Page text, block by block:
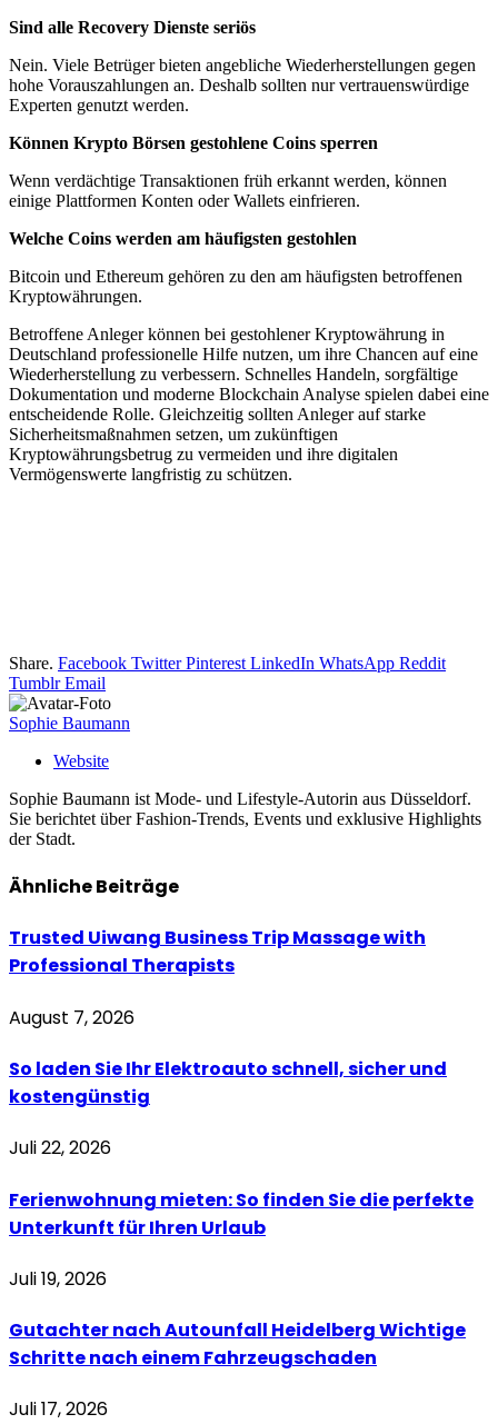
Sind alle Recovery Dienste seriös
Nein. Viele Betrüger bieten angebliche Wiederherstellungen gegen
hohe Vorauszahlungen an. Deshalb sollten nur vertrauenswürdige
Experten genutzt werden.
Können Krypto Börsen gestohlene Coins sperren
Wenn verdächtige Transaktionen früh erkannt werden, können
einige Plattformen Konten oder Wallets einfrieren.
Welche Coins werden am häufigsten gestohlen
Bitcoin und Ethereum gehören zu den am häufigsten betroffenen
Kryptowährungen.
Betroffene Anleger können bei gestohlener Kryptowährung in
Deutschland professionelle Hilfe nutzen, um ihre Chancen auf eine
Wiederherstellung zu verbessern. Schnelles Handeln, sorgfältige
Dokumentation und moderne Blockchain Analyse spielen dabei eine
entscheidende Rolle. Gleichzeitig sollten Anleger auf starke
Sicherheitsmaßnahmen setzen, um zukünftigen
Kryptowährungsbetrug zu vermeiden und ihre digitalen
Vermögenswerte langfristig zu schützen.
Share. Facebook Twitter Pinterest LinkedIn WhatsApp Reddit
Tumblr Email
Sophie Baumann
Website
Sophie Baumann ist Mode- und Lifestyle-Autorin aus Düsseldorf.
Sie berichtet über Fashion-Trends, Events und exklusive Highlights
der Stadt.
ÄhnlicheBeiträge
Trusted Uiwang Business Trip Massage with
Professional Therapists
August 7, 2026
So laden Sie Ihr Elektroauto schnell, sicher und
kostengünstig
Juli 22, 2026
Ferienwohnung mieten: So finden Sie die perfekte
Unterkunft für Ihren Urlaub
Juli 19, 2026
Gutachter nach Autounfall Heidelberg Wichtige
Schritte nach einem Fahrzeugschaden
Juli 17, 2026